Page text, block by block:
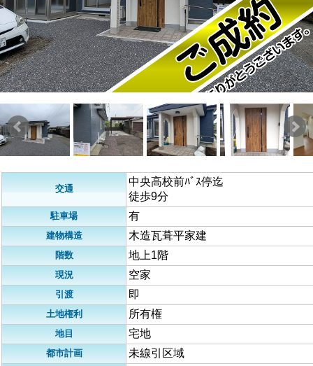
交通
中央高校前ﾊﾞｽ停迄
徒歩9分
駐車場 有
建物構造 木造瓦葺平家建
階数 地上1階
現況 空家
引渡 即
土地権利 所有権
地目 宅地
都市計画 未線引区域